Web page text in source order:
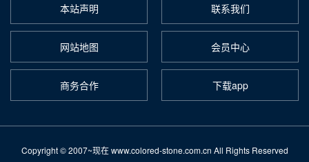
本站声明 联系我们
网站地图 会员中心
商务合作 下载app
Copyright © 2007~现在 www.colored-stone.com.cn All Rights Reserved